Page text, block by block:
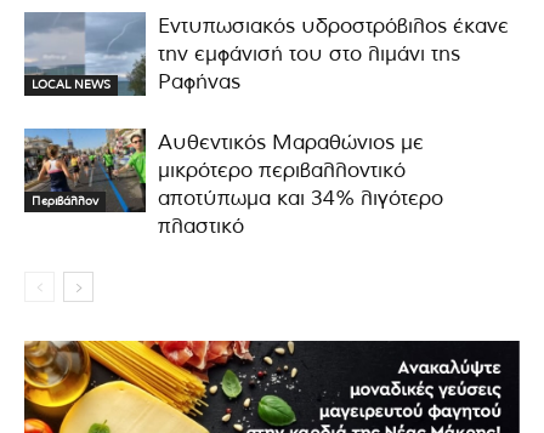
LOCAL NEWS
Εντυπωσιακός υδροστρόβιλος έκανε
την εμφάνισή του στο λιμάνι της
Ραφήνας
Περιβάλλον
Αυθεντικός Μαραθώνιος με
μικρότερο περιβαλλοντικό
αποτύπωμα και 34% λιγότερο
πλαστικό